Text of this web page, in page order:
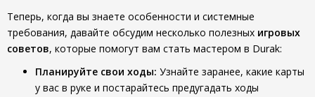
Теперь, когда вы знаете особенности и системные
требования, давайте обсудим несколько полезных игровых
советов, которые помогут вам стать мастером в Durak:
Планируйте свои ходы: Узнайте заранее, какие карты
у вас в руке и постарайтесь предугадать ходы